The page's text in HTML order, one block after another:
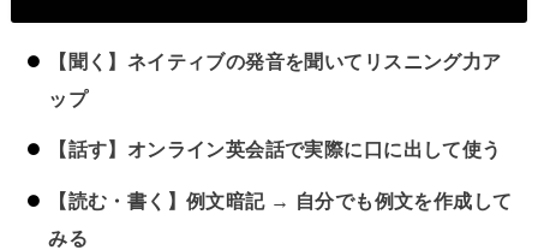
【聞く】ネイティブの発音を聞いてリスニング力ア
ップ
【話す】オンライン英会話で実際に口に出して使う
【読む・書く】例文暗記 → 自分でも例文を作成して
みる